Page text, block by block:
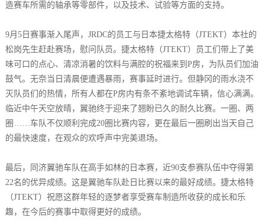
造赛车所需的轴承等零部件，以及技术、试验等方面的支持。
9月5日赛事渐入尾声，JRDC的员工与日本捷太格特（JTEKT）本社的
松岗先生赶赴赛场，慰问队员。捷太格特（JTEKT）员工们带上了美
味可口的点心、清凉消暑的饮料与满腔的祝福来到P房，为队员们加油
鼓气。无奈当日清晨便遭遇暴雨，赛事延时进行。但静冈的雨水浇不
灭队员们的热情，所有人都在P房内有条不紊地调试车辆，信心满满。
临近中午天空放晴，翼驰终于迎来了翘盼已久的耐久比赛。一圈、两
圈……车队不仅顺利完成20圈比赛内容，更在最后一圈刷出当天自己
的最快速度，在观众的欢呼声中完美退场。
最后，同济翼驰车队在高手如林的日本赛，近90支参赛队伍中夺得第
22名的优异成绩。这是翼驰车队赴日比赛以来的最好成绩。捷太格特
（JTEKT）祝愿这群年轻的逐梦者享受赛车制造所收获的成长和乐
趣，在今后的赛事中取得更好的成绩。